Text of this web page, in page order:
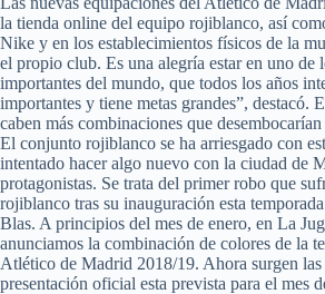
la tienda online del equipo rojiblanco, así
Nike y en los establecimientos físicos de la
el propio club. Es una alegría estar en uno de
importantes del mundo, que todos los años
importantes y tiene metas grandes”, destacó.
caben más combinaciones que
El conjunto rojiblanco se ha arriesgado con
intentado hacer algo nuevo con la ciudad de
protagonistas. Se trata del primer robo que
rojiblanco tras su inauguración esta
Blas. A principios del mes de enero, en La
anunciamos la combinación de colores de la
Atlético de Madrid 2018/19. Ahora surgen las
presentación oficial esta prevista para el mes